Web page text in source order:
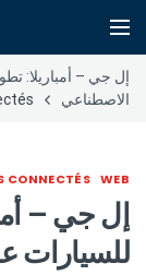
إل جي – أمباريلا:
الاصطناعي
CONNECTÉS WEB
إل جي –
للسيارات